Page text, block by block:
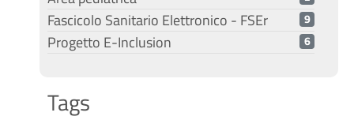
Fascicolo Sanitario Elettronico - FSEr 9
Progetto E-Inclusion 6
Tags